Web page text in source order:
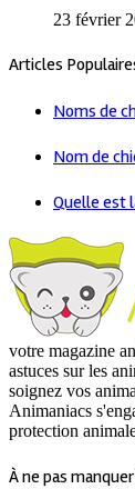
23 février
Articles
Noms de
Nom de
Quelle est
votre magazine
astuces sur les
soignez vos
Animaniacs
protection
À ne pas